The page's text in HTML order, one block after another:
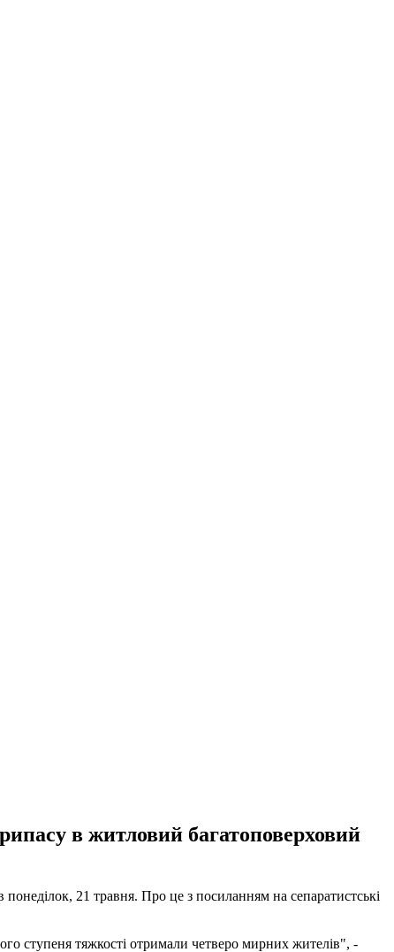
в житловий багатоповерховий
21 травня. Про це з посиланням на сепаратистські
ступеня тяжкості отримали четверо мирних жителів", -